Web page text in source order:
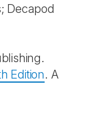
Decapod
Edition. A